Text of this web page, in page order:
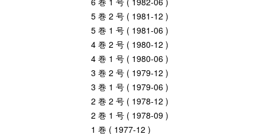
5 巻 2 号 ( 1981-12 )
5 巻 1 号 ( 1981-06 )
4 巻 2 号 ( 1980-12 )
4 巻 1 号 ( 1980-06 )
3 巻 2 号 ( 1979-12 )
3 巻 1 号 ( 1979-06 )
2 巻 2 号 ( 1978-12 )
2 巻 1 号 ( 1978-09 )
1 巻 ( 1977-12 )